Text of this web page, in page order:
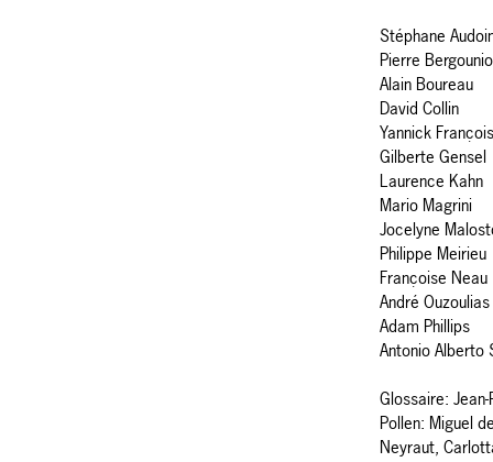
Stéphane
Pierre
Alain Boureau
David Collin
Yannick François
Gilberte Gensel
Laurence Kahn
Mario Magrini
Jocelyne
Philippe Meirieu
Françoise Neau
André Ouzoulias
Adam Phillips
Antonio Alberto
Glossaire:
Pollen: Miguel
Neyraut,